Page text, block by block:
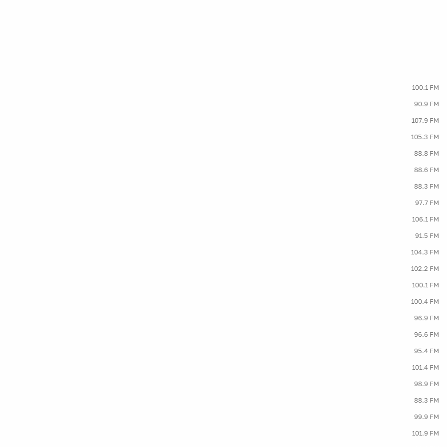
100.1 FM
90.9 FM
107.9 FM
105.3 FM
88.8 FM
88.6 FM
88.3 FM
97.7 FM
106.1 FM
91.5 FM
104.3 FM
102.2 FM
100.1 FM
100.4 FM
96.9 FM
96.6 FM
95.4 FM
101.4 FM
98.9 FM
88.3 FM
99.9 FM
101.9 FM